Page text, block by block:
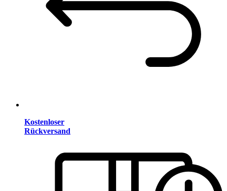
Kostenloser
Rückversand